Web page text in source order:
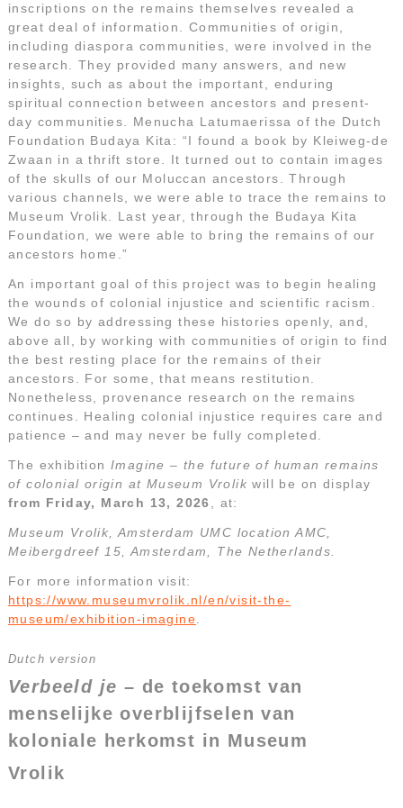
inscriptions on the remains themselves revealed a
great deal of information. Communities of origin,
including diaspora communities, were involved in the
research. They provided many answers, and new
insights, such as about the important, enduring
spiritual connection between ancestors and present-
day communities. Menucha Latumaerissa of the Dutch
Foundation Budaya Kita: “I found a book by Kleiweg-de
Zwaan in a thrift store. It turned out to contain images
of the skulls of our Moluccan ancestors. Through
various channels, we were able to trace the remains to
Museum Vrolik. Last year, through the Budaya Kita
Foundation, we were able to bring the remains of our
ancestors home.”
An important goal of this project was to begin healing
the wounds of colonial injustice and scientific racism.
We do so by addressing these histories openly, and,
above all, by working with communities of origin to find
the best resting place for the remains of their
ancestors. For some, that means restitution.
Nonetheless, provenance research on the remains
continues. Healing colonial injustice requires care and
patience – and may never be fully completed.
The exhibition Imagine – the future of human remains
of colonial origin at Museum Vrolik will be on display
from Friday, March 13, 2026, at:
Museum Vrolik, Amsterdam UMC location AMC,
Meibergdreef 15, Amsterdam, The Netherlands.
For more information visit:
https://www.museumvrolik.nl/en/visit-the-
museum/exhibition-imagine.
Dutch version
Verbeeld je – de toekomst van
menselijke overblijfselen van
koloniale herkomst in Museum
Vrolik